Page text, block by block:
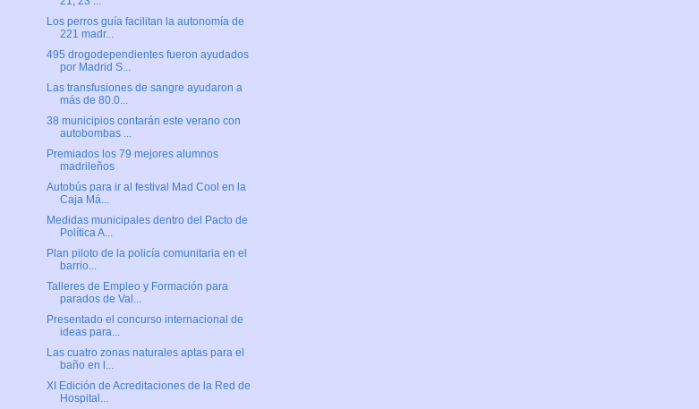
Los perros guía facilitan la autonomía de
221 madr...
495 drogodependientes fueron ayudados
por Madrid S...
Las transfusiones de sangre ayudaron a
más de 80.0...
38 municipios contarán este verano con
autobombas ...
Premiados los 79 mejores alumnos
madrileños
Autobús para ir al festival Mad Cool en la
Caja Má...
Medidas municipales dentro del Pacto de
Política A...
Plan piloto de la policía comunitaria en el
barrio...
Talleres de Empleo y Formación para
parados de Val...
Presentado el concurso internacional de
ideas para...
Las cuatro zonas naturales aptas para el
baño en l...
XI Edición de Acreditaciones de la Red de
Hospital...